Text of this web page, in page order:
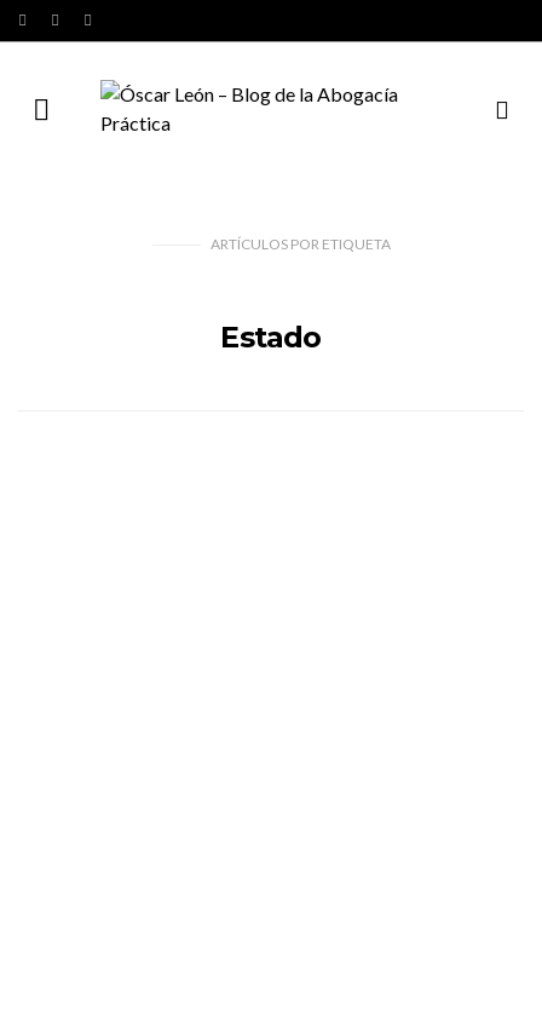
ARTÍCULOS PORETIQUETA
Estado